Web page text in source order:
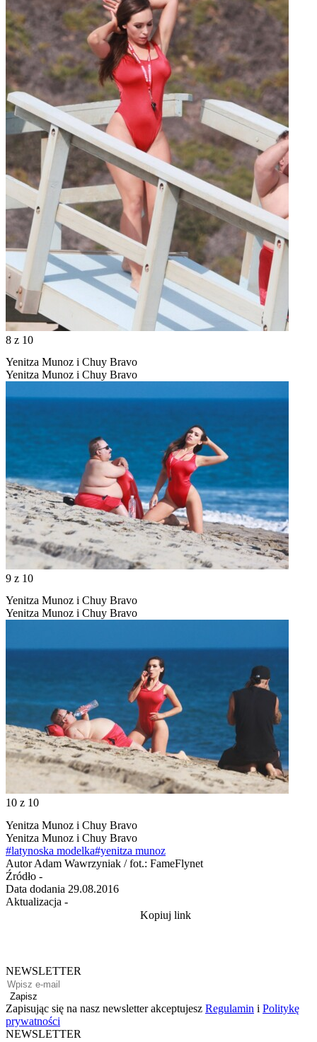
8 z 10
Yenitza Munoz i Chuy Bravo
Yenitza Munoz i Chuy Bravo
9 z 10
Yenitza Munoz i Chuy Bravo
Yenitza Munoz i Chuy Bravo
10 z 10
Yenitza Munoz i Chuy Bravo
Yenitza Munoz i Chuy Bravo
#latynoska modelka#yenitza munoz
Autor Adam Wawrzyniak / fot.: FameFlynet
Źródło -
Data dodania 29.08.2016
Aktualizacja -
Kopiuj link
NEWSLETTER
Zapisz
Zapisując się na nasz newsletter akceptujesz Regulamin i Politykę
prywatności
NEWSLETTER